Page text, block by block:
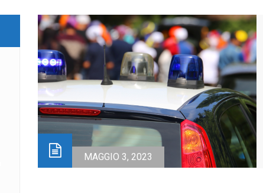
MAGGIO 3, 2023